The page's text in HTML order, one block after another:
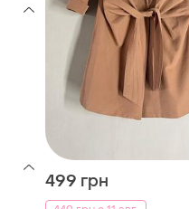
499 грн